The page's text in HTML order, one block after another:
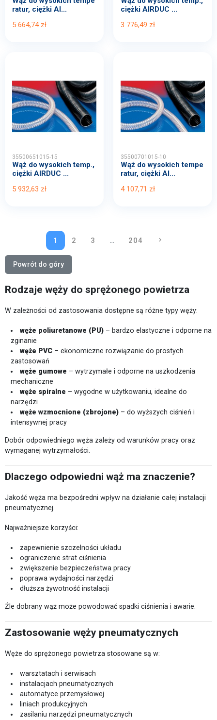
ratur, ciężki AI...
5 664,74 zł
ciężki AIRDUC ...
3 776,49 zł
35500651015-15
Wąż do wysokich temp.,
ciężki AIRDUC ...
5 932,63 zł
35500701015-10
Wąż do wysokich tempe
ratur, ciężki AI...
4 107,71 zł
1 2 3 … 204 keyboard_arrow_rightNASTĘPNY
Powrót do góry
Rodzaje węży do sprężonego powietrza
W zależności od zastosowania dostępne są różne typy węży:
węże poliuretanowe (PU) – bardzo elastyczne i odporne na
zginanie
węże PVC – ekonomiczne rozwiązanie do prostych
zastosowań
węże gumowe – wytrzymałe i odporne na uszkodzenia
mechaniczne
węże spiralne – wygodne w użytkowaniu, idealne do
narzędzi
węże wzmocnione (zbrojone) – do wyższych ciśnień i
intensywnej pracy
Dobór odpowiedniego węża zależy od warunków pracy oraz
wymaganej wytrzymałości.
Dlaczego odpowiedni wąż ma znaczenie?
Jakość węża ma bezpośredni wpływ na działanie całej instalacji
pneumatycznej.
Najważniejsze korzyści:
zapewnienie szczelności układu
ograniczenie strat ciśnienia
zwiększenie bezpieczeństwa pracy
poprawa wydajności narzędzi
dłuższa żywotność instalacji
Źle dobrany wąż może powodować spadki ciśnienia i awarie.
Zastosowanie węży pneumatycznych
Węże do sprężonego powietrza stosowane są w:
warsztatach i serwisach
instalacjach pneumatycznych
automatyce przemysłowej
liniach produkcyjnych
zasilaniu narzędzi pneumatycznych